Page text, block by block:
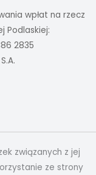
wpłat na rzecz
Podlaskiej:
2835
związanych z jej
ze strony